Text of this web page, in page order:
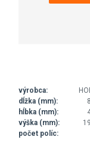
výrobca:
dĺžka (mm):
hĺbka (mm):
výška (mm):
počet políc: